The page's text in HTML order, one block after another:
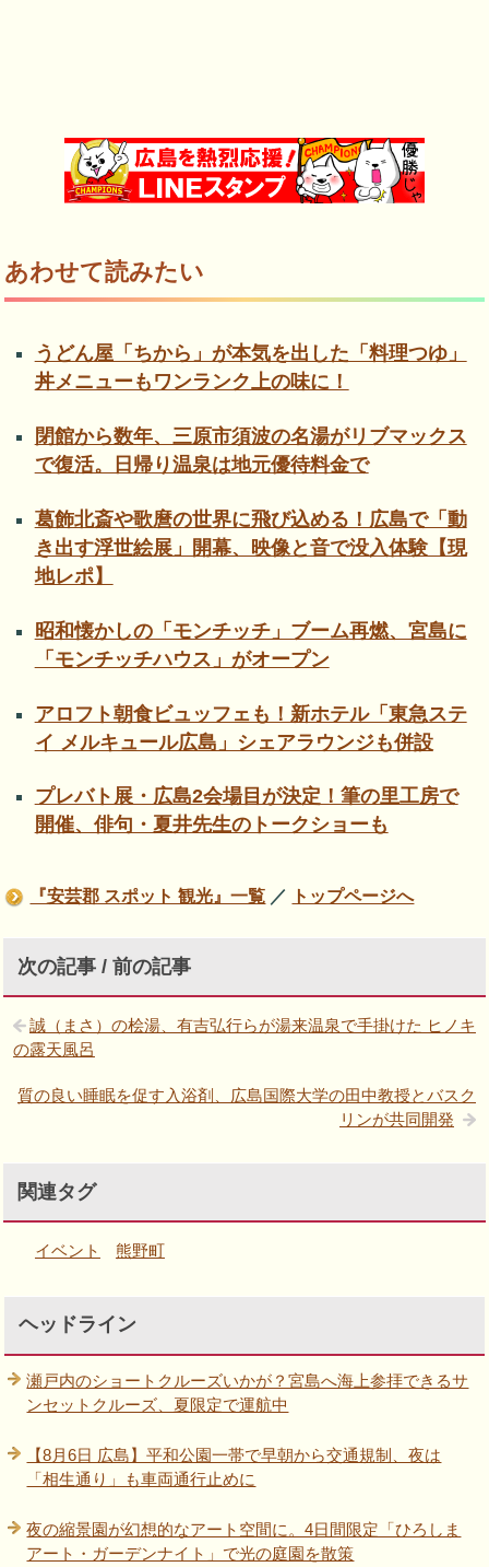
あわせて読みたい
うどん屋「ちから」が本気を出した「料理つゆ」
丼メニューもワンランク上の味に！
閉館から数年、三原市須波の名湯がリブマックス
で復活。日帰り温泉は地元優待料金で
葛飾北斎や歌麿の世界に飛び込める！広島で「動
き出す浮世絵展」開幕、映像と音で没入体験【現
地レポ】
昭和懐かしの「モンチッチ」ブーム再燃、宮島に
「モンチッチハウス」がオープン
アロフト朝食ビュッフェも！新ホテル「東急ステ
イ メルキュール広島」シェアラウンジも併設
プレバト展・広島2会場目が決定！筆の里工房で
開催、俳句・夏井先生のトークショーも
『安芸郡 スポット 観光』一覧 ／ トップページへ
次の記事 / 前の記事
誠（まさ）の桧湯、有吉弘行らが湯来温泉で手掛けた ヒノキ
の露天風呂
質の良い睡眠を促す入浴剤、広島国際大学の田中教授とバスク
リンが共同開発
関連タグ
イベント 熊野町
ヘッドライン
瀬戸内のショートクルーズいかが？宮島へ海上参拝できるサ
ンセットクルーズ、夏限定で運航中
【8月6日 広島】平和公園一帯で早朝から交通規制、夜は
「相生通り」も車両通行止めに
夜の縮景園が幻想的なアート空間に。4日間限定「ひろしま
アート・ガーデンナイト」で光の庭園を散策